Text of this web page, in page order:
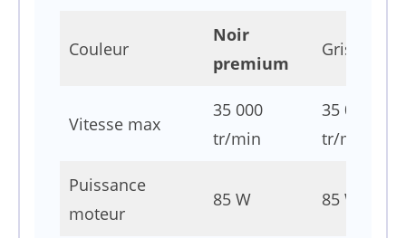
Couleur
Noir
premium
Gris
Vitesse max
35 000
tr/min
35 000
tr/min
Puissance
moteur
85 W 85 W